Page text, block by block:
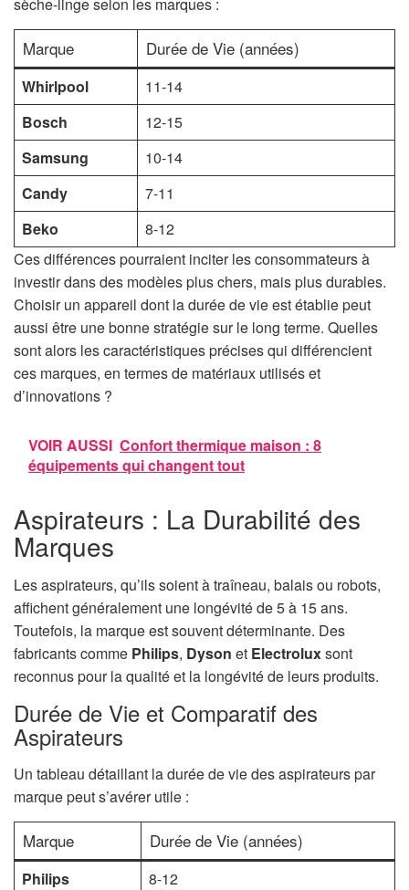
Marque Durée de Vie (années)
Whirlpool
11-14
Bosch
12-15
Samsung
10-14
Candy
7-11
Beko
8-12
Ces différences pourraient inciter les consommateurs à
investir dans des modèles plus chers, mais plus durables.
Choisir un appareil dont la durée de vie est établie peut
aussi être une bonne stratégie sur le long terme. Quelles
sont alors les caractéristiques précises qui différencient
ces marques, en termes de matériaux utilisés et
d’innovations ?
VOIR AUSSI Confort thermique maison : 8
équipements qui changent tout
Aspirateurs : La Durabilité des
Marques
Les aspirateurs, qu’ils soient à traîneau, balais ou robots,
affichent généralement une longévité de 5 à 15 ans.
Toutefois, la marque est souvent déterminante. Des
fabricants comme Philips, Dyson et Electroluxsont
reconnus pour la qualité et la longévité de leurs produits.
Durée de Vie et Comparatif des
Aspirateurs
Un tableau détaillant la durée de vie des aspirateurs par
marque peut s’avérer utile :
Marque Durée de Vie (années)
Philips
8-12